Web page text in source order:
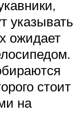
указывать
ожидает
стоит
на